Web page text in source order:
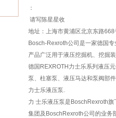
：
请写陈星星收
地址：上海市黄浦区北京东路
Bosch-Rexroth公司是一家德国
产品广泛用于液压挖掘机、挖掘
德国REXROTH力士乐系列液压
泵、柱塞泵、液压马达和泵阀部件
力士乐液压泵.
力 士乐液压泵是BoschRexroth
集团及BoschRexroth公司的业务